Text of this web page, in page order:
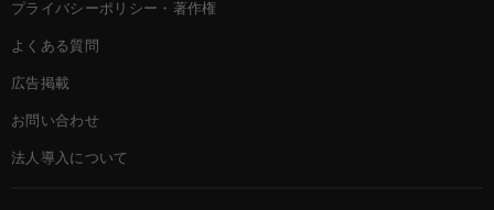
プライバシーポリシー・著作権
よくある質問
広告掲載
お問い合わせ
法人導入について